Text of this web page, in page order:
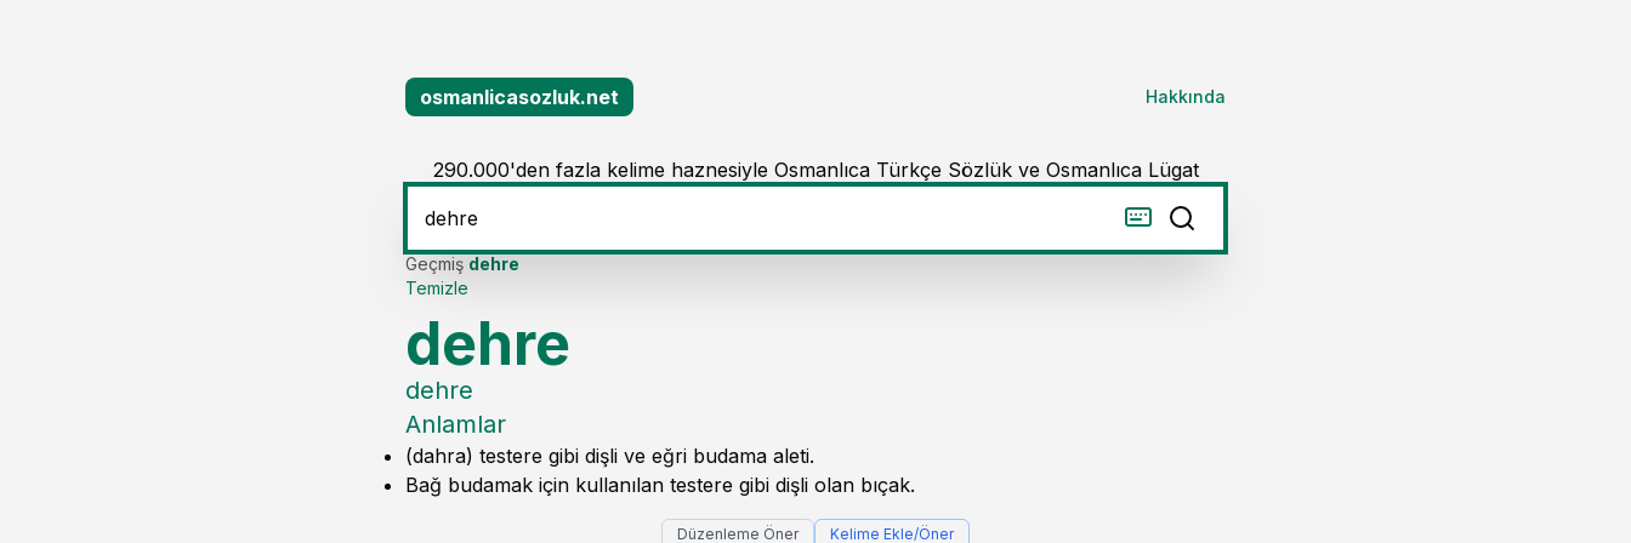
osmanlicasozluk.net Hakkında
290.000'den fazla kelime haznesiyle Osmanlıca Türkçe Sözlük ve Osmanlıca Lügat
Geçmiş
Temizle
dehre
dehre
dehre
Anlamlar
(dahra) testere gibi dişli ve eğri budama aleti.
Bağ budamak için kullanılan testere gibi dişli olan bıçak.
Düzenleme Öner Kelime Ekle/Öner